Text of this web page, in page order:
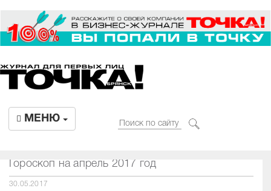
МЕНЮ
Гороскоп на август 2018
Гороскоп на апрель 2017 год
30.05.2017